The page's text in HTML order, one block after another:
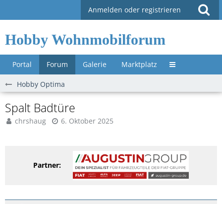
Anmelden oder registrieren
Hobby Wohnmobilforum
Portal Forum Galerie Marktplatz Untermenü »
Hobby Optima
Spalt Badtüre
chrshaug 6. Oktober 2025
Partner: